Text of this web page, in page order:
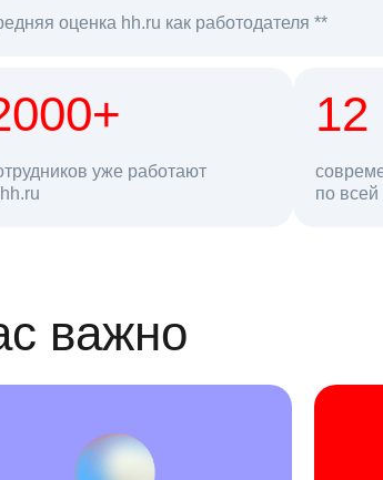
оценка hh.ru как работодателя **
уже работают
68 млн 12
по всей
важно